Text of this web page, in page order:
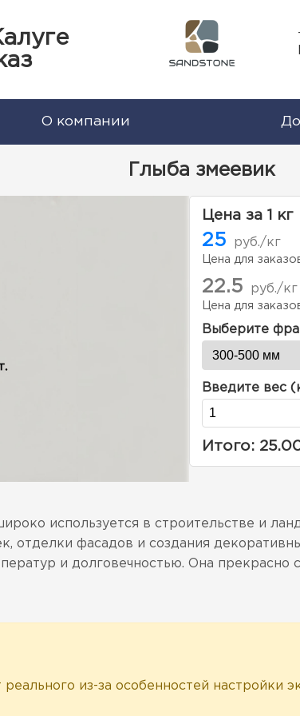
О компании
Глыба змеевик
Цена за 1 кг
25 руб./кг
Цена для
22.5 руб./кг
Цена для
Выберите
Введите вес
Итого:
используется в строительстве и
фасадов и создания
и долговечностью. Она прекрасно
из-за особенностей